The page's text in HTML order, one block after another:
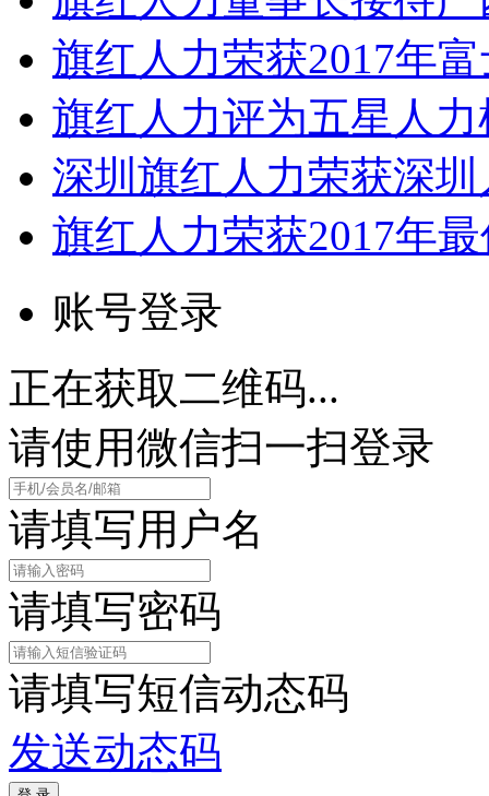
旗红人力荣获2017年
旗红人力评为五星人力
深圳旗红人力荣获深
旗红人力荣获2017年
账号登录
正在获取二维码...
请使用微信扫一扫登录
请填写用户名
请填写密码
请填写短信动态码
发送动态码